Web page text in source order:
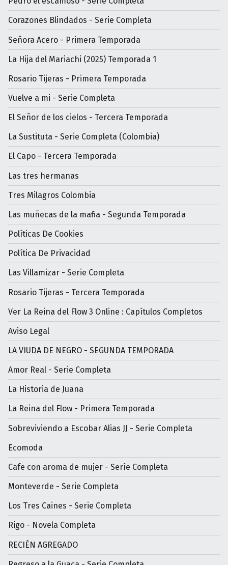
Corazones Blindados - Serie Completa
Señora Acero - Primera Temporada
La Hija del Mariachi (2025) Temporada 1
Rosario Tijeras - Primera Temporada
Vuelve a mi - Serie Completa
El Señor de los cielos - Tercera Temporada
La Sustituta - Serie Completa (Colombia)
El Capo - Tercera Temporada
Las tres hermanas
Tres Milagros Colombia
Las muñecas de la mafia - Segunda Temporada
Políticas De Cookies
Política De Privacidad
Las Villamizar - Serie Completa
Rosario Tijeras - Tercera Temporada
Ver La Reina del Flow 3 Online : Capítulos Completos
Aviso Legal
LA VIUDA DE NEGRO - SEGUNDA TEMPORADA
Amor Real - Serie Completa
La Historia de Juana
La Reina del Flow - Primera Temporada
Sobreviviendo a Escobar Alias JJ - Serie Completa
Ecomoda
Cafe con aroma de mujer - Serìe Completa
Monteverde - Serie Completa
Los Tres Caines - Serie Completa
Rigo - Novela Completa
RECIÉN AGREGADO